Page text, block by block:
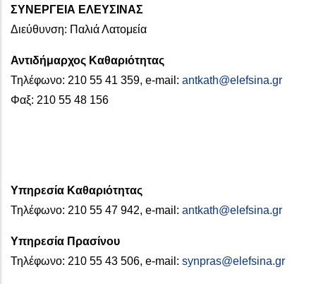
ΣΥΝΕΡΓΕΙΑ ΕΛΕΥΣΙΝΑΣ
Διεύθυνση: Παλιά Λατομεία
Αντιδήμαρχος Καθαριότητας
Τηλέφωνο: 210 55 41 359, e-mail: antkath@elefsina.gr
Φαξ: 210 55 48 156
Υπηρεσία Καθαριότητας
Τηλέφωνο: 210 55 47 942, e-mail: antkath@elefsina.gr
Υπηρεσία Πρασίνου
Τηλέφωνο: 210 55 43 506, e-mail: synpras@elefsina.gr